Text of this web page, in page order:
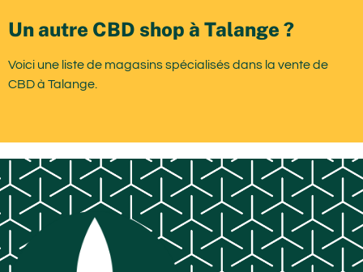
Un autre CBD shop à Talange ?
Voici une liste de magasins spécialisés dans la vente de
CBD à Talange.